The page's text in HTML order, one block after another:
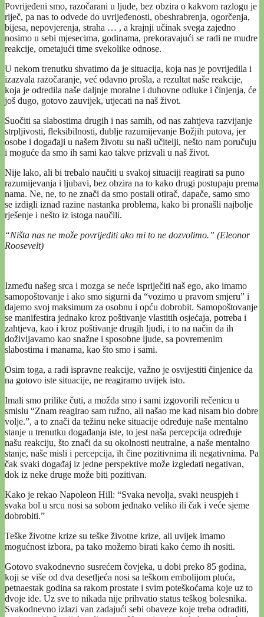
Povrijeđeni smo, razočarani u ljude, bez obzira o kakvom razlogu je
riječ, pa nas to odvede do uvrijeđenosti, obeshrabrenja, ogorčenja,
bijesa, nepovjerenja, straha … , a krajnji učinak svega zajedno
nosimo u sebi mjesecima, godinama, prekoravajući se radi ne mudre
reakcije, ometajući time svekolike odnose.
U nekom trenutku shvatimo da je situacija, koja nas je povrijedila i
izazvala razočaranje, već odavno prošla, a rezultat naše reakcije,
koja je odredila naše daljnje moralne i duhovne odluke i činjenja, će
još dugo, gotovo zauvijek, utjecati na naš život.
Suočiti sa slabostima drugih i nas samih, od nas zahtjeva razvijanje
strpljivosti, fleksibilnosti, dublje razumijevanje Božjih putova, jer
osobe i događaji u našem životu su naši učitelji, nešto nam poručuju
i moguće da smo ih sami kao takve prizvali u naš život.
Nije lako, ali bi trebalo naučiti u svakoj situaciji reagirati sa puno
razumijevanja i ljubavi, bez obzira na to kako drugi postupaju prema
nama. Ne, ne, to ne znači da smo postali otirač, dapače, samo smo
se izdigli iznad razine nastanka problema, kako bi pronašli najbolje
rješenje i nešto iz istoga naučili.
“Ništa nas ne može povrijediti ako mi to ne dozvolimo.” (Eleonor
Roosevelt)
Između našeg srca i mozga se neće ispriječiti naš ego, ako imamo
samopoštovanje i ako smo sigurni da “vozimo u pravom smjeru” i
dajemo svoj maksimum za osobnu i opću dobrobit. Samopoštovanje
se manifestira jednako kroz poštivanje vlastitih osjećaja, potreba i
zahtjeva, kao i kroz poštivanje drugih ljudi, i to na način da ih
doživljavamo kao snažne i sposobne ljude, sa povremenim
slabostima i manama, kao što smo i sami.
Osim toga, a radi ispravne reakcije, važno je osvijestiti činjenice da
na gotovo iste situacije, ne reagiramo uvijek isto.
Imali smo prilike čuti, a možda smo i sami izgovorili rečenicu u
smislu “Znam reagirao sam ružno, ali našao me kad nisam bio dobre
volje.”, a to znači da težinu neke situacije određuje naše mentalno
stanje u trenutku događanja iste, to jest naša percepcija određuje
našu reakciju, što znači da su okolnosti neutralne, a naše mentalno
stanje, naše misli i percepcija, ih čine pozitivnima ili negativnima. Pa
čak svaki događaj iz jedne perspektive može izgledati negativan,
dok iz neke druge može biti pozitivan.
Kako je rekao Napoleon Hill: “Svaka nevolja, svaki neuspjeh i
svaka bol u srcu nosi sa sobom jednako veliko ili čak i veće sjeme
dobrobiti.”
Teške životne krize su teške životne krize, ali uvijek imamo
mogućnost izbora, pa tako možemo birati kako ćemo ih nositi.
Gotovo svakodnevno susrećem čovjeka, u dobi preko 85 godina,
koji se više od dva desetljeća nosi sa teškom embolijom pluća,
petnaestak godina sa rakom prostate i svim poteškoćama koje uz to
dvoje ide. Uz sve to nikada nije prihvatio status teškog bolesnika.
Svakodnevno izlazi van zadajući sebi obaveze koje treba odraditi,